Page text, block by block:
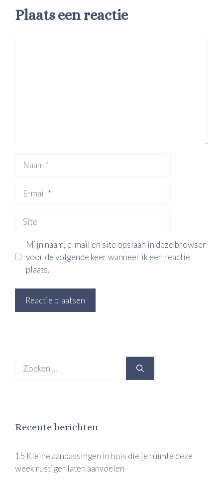
Plaats een reactie
mail
Mijn naam, e-mail en site opslaan in deze browser
voor de volgende keer wanneer ik een reactie
plaats.
naar:
Recente berichten
15 Kleine aanpassingen in huis die je ruimte deze
week rustiger laten aanvoelen